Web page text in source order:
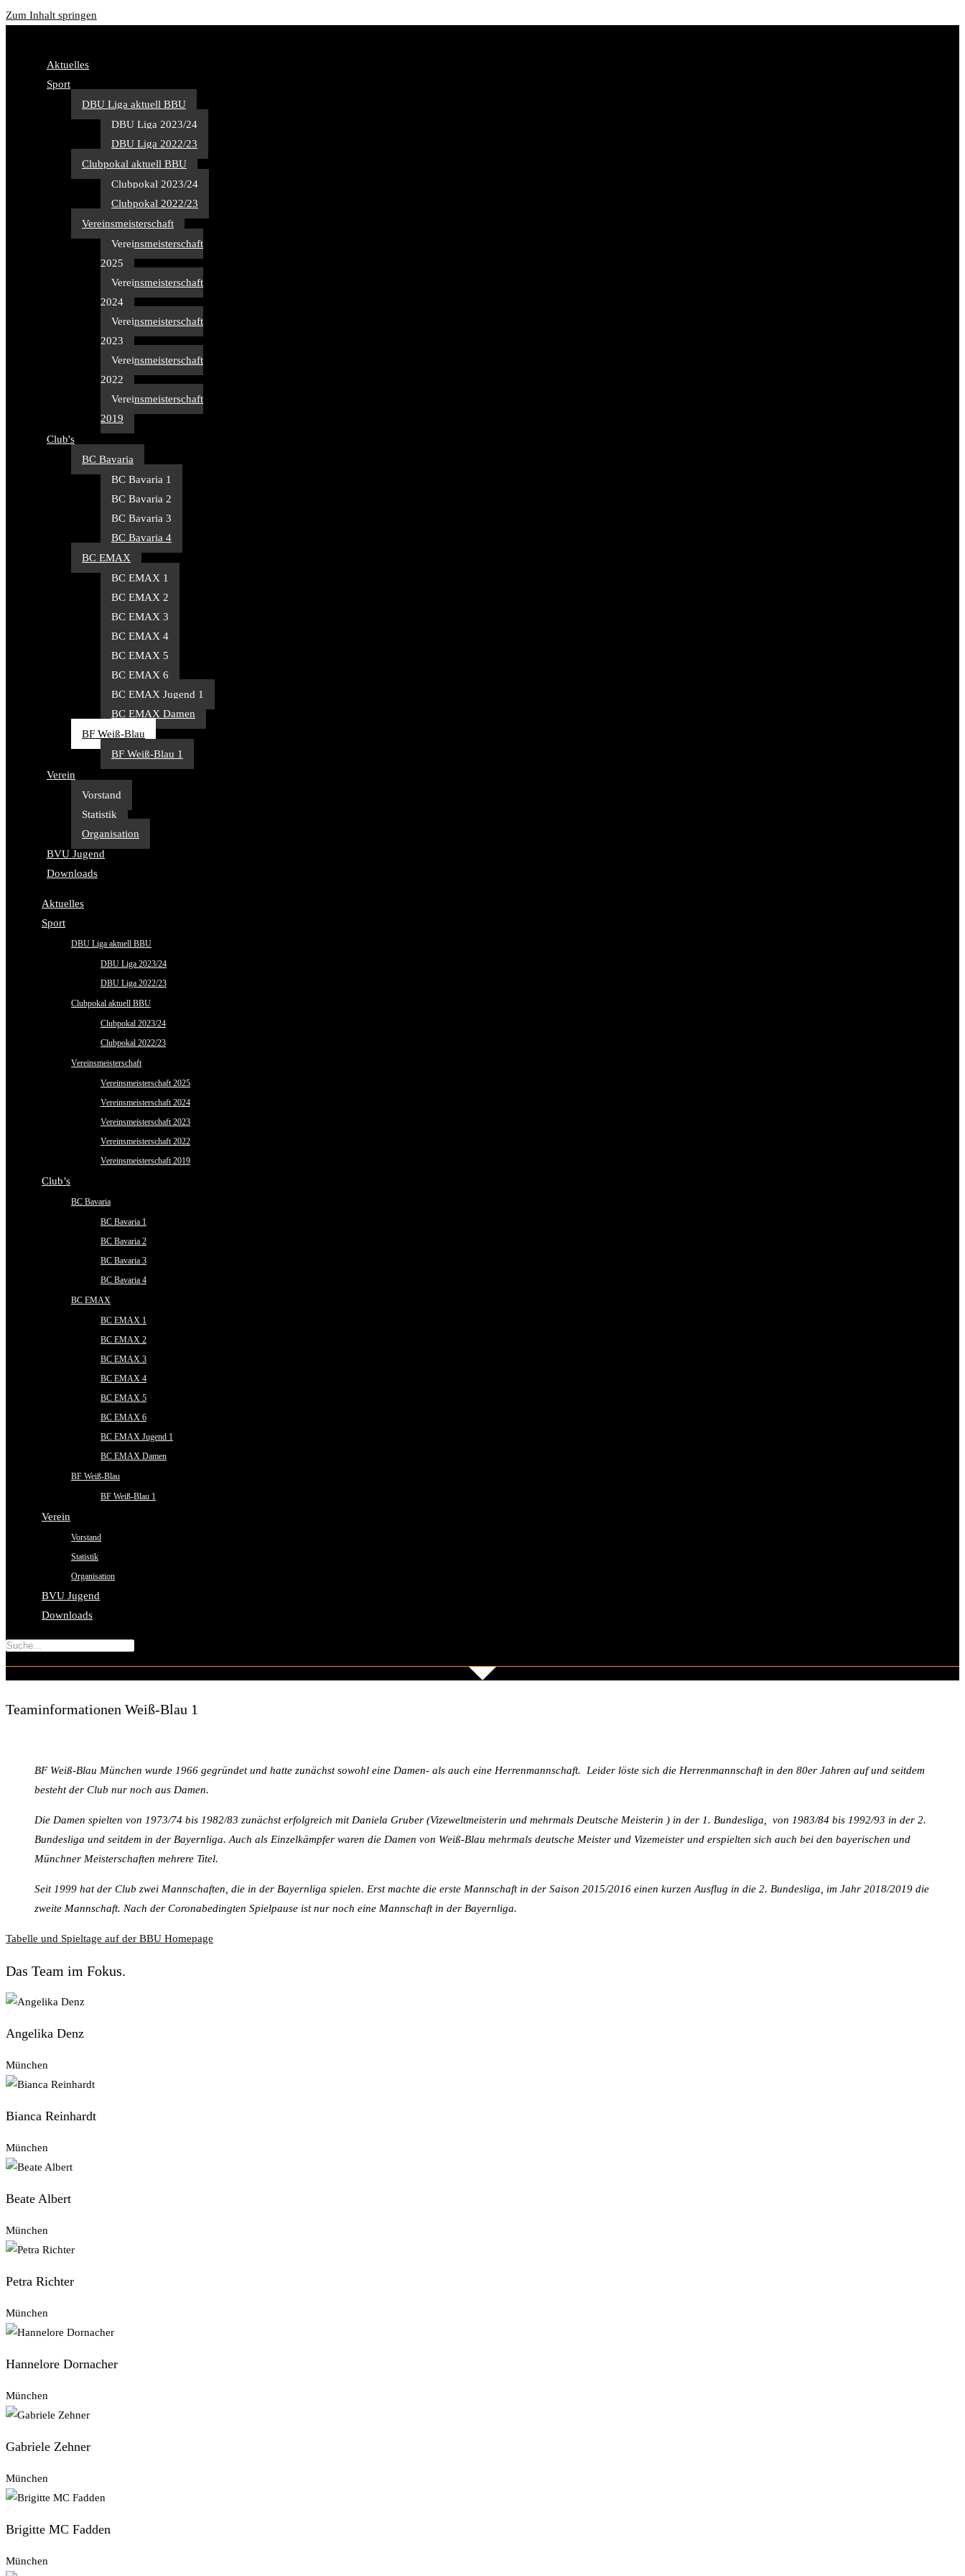
Zum Inhalt springen
Aktuelles
Sport
DBU Liga aktuell BBU
DBU Liga 2023/24
DBU Liga 2022/23
Clubpokal aktuell BBU
Clubpokal 2023/24
Clubpokal 2022/23
Vereinsmeisterschaft
Vereinsmeisterschaft
2025
Vereinsmeisterschaft
2024
Vereinsmeisterschaft
2023
Vereinsmeisterschaft
2022
Vereinsmeisterschaft
2019
Club's
BC Bavaria
BC Bavaria 1
BC Bavaria 2
BC Bavaria 3
BC Bavaria 4
BC EMAX
BC EMAX 1
BC EMAX 2
BC EMAX 3
BC EMAX 4
BC EMAX 5
BC EMAX 6
BC EMAX Jugend 1
BC EMAX Damen
BF Weiß-Blau
BF Weiß-Blau 1
Verein
Vorstand
Statistik
Organisation
BVU Jugend
Downloads
Aktuelles
Sport
DBU Liga aktuell BBU
DBU Liga 2023/24
DBU Liga 2022/23
Clubpokal aktuell BBU
Clubpokal 2023/24
Clubpokal 2022/23
Vereinsmeisterschaft
Vereinsmeisterschaft 2025
Vereinsmeisterschaft 2024
Vereinsmeisterschaft 2023
Vereinsmeisterschaft 2022
Vereinsmeisterschaft 2019
Club’s
BC Bavaria
BC Bavaria 1
BC Bavaria 2
BC Bavaria 3
BC Bavaria 4
BC EMAX
BC EMAX 1
BC EMAX 2
BC EMAX 3
BC EMAX 4
BC EMAX 5
BC EMAX 6
BC EMAX Jugend 1
BC EMAX Damen
BF Weiß-Blau
BF Weiß-Blau 1
Verein
Vorstand
Statistik
Organisation
BVU Jugend
Downloads
Teaminformationen Weiß-Blau 1
BF Weiß-Blau München wurde 1966 gegründet und hatte zunächst sowohl eine Damen- als auch eine Herrenmannschaft. Leider löste sich die Herrenmannschaft in den 80er Jahren auf und seitdem
besteht der Club nur noch aus Damen.
Die Damen spielten von 1973/74 bis 1982/83 zunächst erfolgreich mit Daniela Gruber (Vizeweltmeisterin und mehrmals Deutsche Meisterin ) in der 1. Bundesliga, von 1983/84 bis 1992/93 in der 2.
Bundesliga und seitdem in der Bayernliga. Auch als Einzelkämpfer waren die Damen von Weiß-Blau mehrmals deutsche Meister und Vizemeister und erspielten sich auch bei den bayerischen und
Münchner Meisterschaften mehrere Titel.
Seit 1999 hat der Club zwei Mannschaften, die in der Bayernliga spielen. Erst machte die erste Mannschaft in der Saison 2015/2016 einen kurzen Ausflug in die 2. Bundesliga, im Jahr 2018/2019 die
zweite Mannschaft. Nach der Coronabedingten Spielpause ist nur noch eine Mannschaft in der Bayernliga.
Tabelle und Spieltage auf der BBU Homepage
Das Team im Fokus.
Angelika Denz
München
Bianca Reinhardt
München
Beate Albert
München
Petra Richter
München
Hannelore Dornacher
München
Gabriele Zehner
München
Brigitte MC Fadden
München